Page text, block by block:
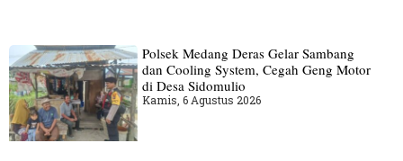
Polsek Medang Deras Gelar Sambang
dan Cooling System, Cegah Geng Motor
di Desa Sidomulio
Kamis, 6 Agustus 2026